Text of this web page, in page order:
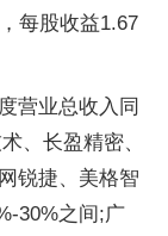
每股收益1.67
营业总收入同
、长盈精密、
锐捷、美格智
30%之间;广